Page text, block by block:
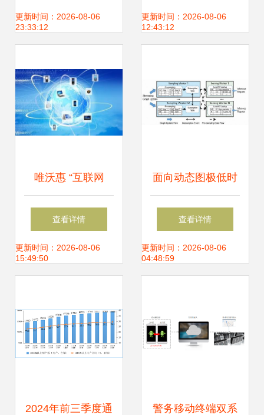
博会IAS展 智启未
更新时间：2026-08-06
23:33:12
星互联网服务，拓
篇章
更新时间：2026-08-06
12:43:12
唯沃惠 “互联网
+”发展趋势点亮互
联网投资，支持电
查看详情
更新时间：2026-08-06
15:49:50
面向动态图极低时
延GNN推理采样服
务的信息系统集成
查看详情
更新时间：2026-08-06
04:48:59
2024年前三季度通 警务移动终端双系